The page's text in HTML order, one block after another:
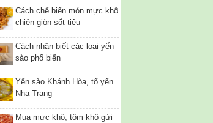
Cách chế biến món mực khô
chiên giòn sốt tiêu
Cách nhận biết các loại yến
sào phổ biến
Yến sào Khánh Hòa, tổ yến
Nha Trang
Mua mực khô, tôm khô gửi